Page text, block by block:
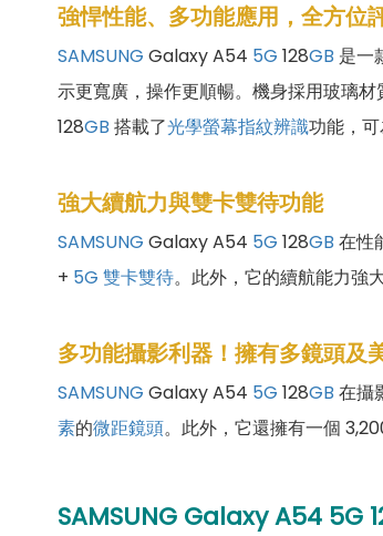
強悍性能、多功能應用，全方位
SAMSUNG Galaxy A54 5G 128GB 是一
示更寬廣，操作更順暢。機身採用玻璃
128GB 搭載了光學螢幕指紋辨識功能，
強大續航力與雙卡雙待功能
SAMSUNG Galaxy A54 5G 128GB 在性
+ 5G 雙卡雙待。此外，它的續航能力強
多功能攝影利器！擁有多鏡頭及
SAMSUNG Galaxy A54 5G 128GB 在攝
素的微距鏡頭。此外，它還擁有一個
SAMSUNG Galaxy A54 5G